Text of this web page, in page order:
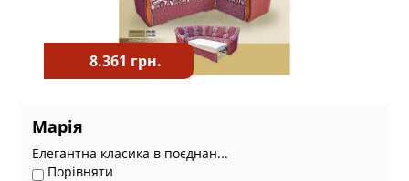
8.361 грн.
Марія
Елегантна класика в поєднан...
Порівняти